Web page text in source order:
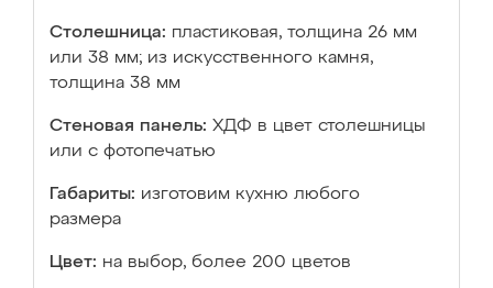
Столешница: пластиковая, толщина 26 мм
или 38 мм; из искусственного камня,
толщина 38 мм
Стеновая панель: ХДФ в цвет столешницы
или с фотопечатью
Габариты: изготовим кухню любого
размера
Цвет: на выбор, более 200 цветов